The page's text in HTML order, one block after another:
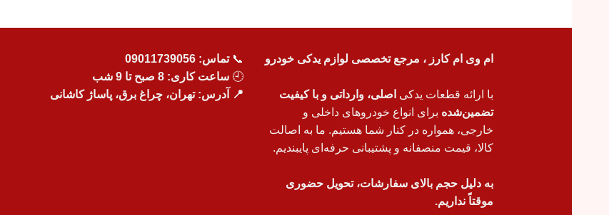
ام وی ام کارز ، مرجع تخصصی لوازم یدکی خودرو
با ارائه قطعات یدکی اصلی، وارداتی و با کیفیت
تضمین‌شده برای انواع خودروهای داخلی و
خارجی، همواره در کنار شما هستیم. ما به اصالت
کالا، قیمت منصفانه و پشتیبانی حرفه‌ای پایبندیم.
به دلیل حجم بالای سفارشات، تحویل حضوری
موقتاً نداریم.
📞تماس: 09011739056
🕘 ساعت کاری: 8 صبح تا 9 شب
📍 آدرس: تهران، چراغ برق، پاساژ کاشانی